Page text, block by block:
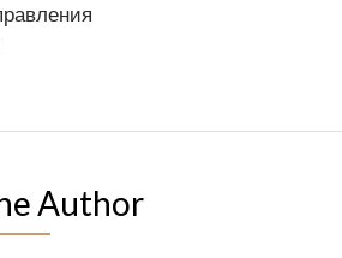
Author